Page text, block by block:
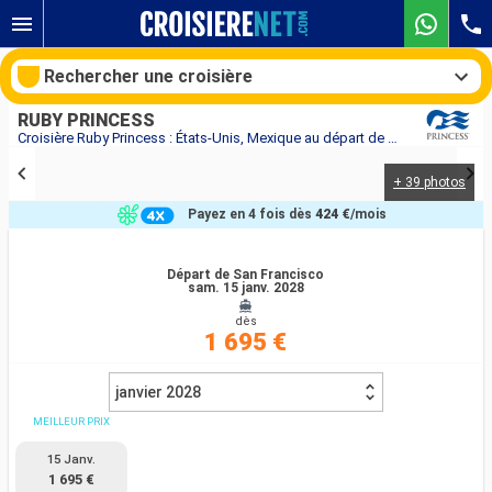
Croisière Ruby Princess : États-Unis, Mexique au départ de San Francisco
RUBY PRINCESS
+ 39 photos
Départ de San Francisco
sam. 15 janv. 2028
dès
1 695 €
Payez en 4 fois dès 424 €/mois
janvier 2028
MEILLEUR PRIX
15 Janv.
1 695 €
Rechercher une croisière
Nos destinations
Compagnies
Rechercher